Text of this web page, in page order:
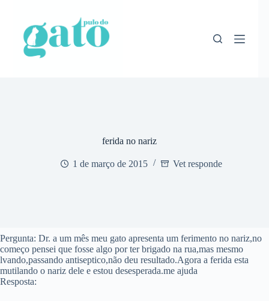
conteúdo
ferida no nariz
1 de março de 2015 Vet responde
Pergunta: Dr. a um mês meu gato apresenta um ferimento no nariz,no
começo pensei que fosse algo por ter brigado na rua,mas mesmo
lvando,passando antiseptico,não deu resultado.Agora a ferida esta
mutilando o nariz dele e estou desesperada.me ajuda
Resposta: